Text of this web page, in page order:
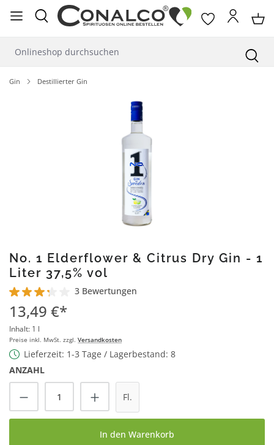
springen
Gin Destillierter Gin
No. 1 Elderflower & Citrus Dry Gin - 1
Liter 37,5% vol
Durchschnittliche Bewertung von 3.3 von 5 Sternen
3 Bewertungen
13,49 €*
Inhalt: 1 l
Preise inkl. MwSt. zzgl. Versandkosten
Lieferzeit: 1-3 Tage / Lagerbestand: 8
ANZAHL
Produkt Anzahl: Gib den gewünschten
Fl.
In den Warenkorb